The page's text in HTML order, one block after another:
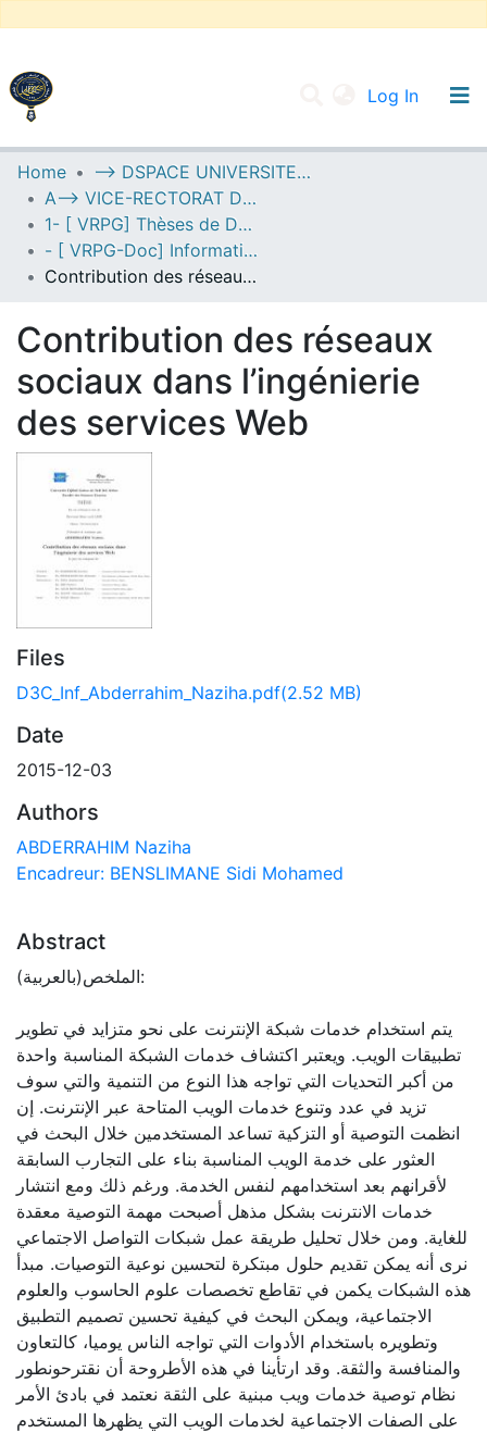
Log In
UNIVERSITY OF D.L SIDI BEL ABBES
Communities & Collections
All of DSpace
Statistics
Home
--> DSPACE UNIVERSITE DJILALLI LIABES DE SIDI BEL ABBES
A--> VICE-RECTORAT DE LA POST-GRADUATION
1- [ VRPG] Thèses de Doctorat
- [ VRPG-Doc] Informatique --- إعلام آلي
Contribution des réseaux sociaux dans l’ingénierie des services Web
Contribution des réseaux
sociaux dans l’ingénierie
des services Web
Files
D3C_Inf_Abderrahim_Naziha.pdf(2.52 MB)
Date
2015-12-03
Authors
ABDERRAHIM Naziha
Encadreur: BENSLIMANE Sidi Mohamed
Abstract
الملخص(بالعربية):
يتم استخدام خدمات شبكة الإنترنت على نحو متزايد في تطوير
تطبيقات الويب. ويعتبر اكتشاف خدمات الشبكة المناسبة واحدة
من أكبر التحديات التي تواجه هذا النوع من التنمية والتي سوف
تزيد في عدد وتنوع خدمات الويب المتاحة عبر الإنترنت. إن
انظمت التوصية أو التزكية تساعد المستخدمين خلال البحث في
العثور على خدمة الويب المناسبة بناء على التجارب السابقة
لأقرانهم بعد استخدامهم لنفس الخدمة. ورغم ذلك ومع انتشار
خدمات الانترنت بشكل مذهل أصبحت مهمة التوصية معقدة
للغاية. ومن خلال تحليل طريقة عمل شبكات التواصل الاجتماعي
نرى أنه يمكن تقديم حلول مبتكرة لتحسين نوعية التوصيات. مبدأ
هذه الشبكات يكمن في تقاطع تخصصات علوم الحاسوب والعلوم
الاجتماعية، ويمكن البحث في كيفية تحسين تصميم التطبيق
وتطويره باستخدام الأدوات التي تواجه الناس يوميا، كالتعاون
والمنافسة والثقة. وقد ارتأينا في هذه الأطروحة أن نقترحونطور
نظام توصية خدمات ويب مبنية على الثقة نعتمد في بادئ الأمر
على الصفات الاجتماعية لخدمات الويب التي يظهرها المستخدم